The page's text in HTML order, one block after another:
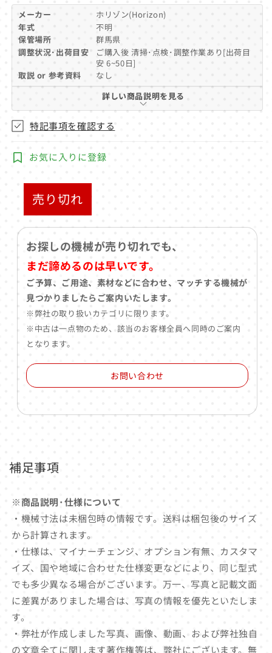
メーカー
ホリゾン(Horizon)
年式
不明
保管場所
群馬県
調整状況･出荷目安
ご購入後 清掃･点検･調整作業あり[出荷目
安 6~50日]
取説 or 参考資料
なし
詳しい商品説明を見る
特記事項を確認する
お気に入りに登録
売り切れ
お探しの機械が売り切れでも、
まだ諦めるのは早いです。
ご予算、ご用途、素材などに合わせ、マッチする機械が
見つかりましたらご案内いたします。
※弊社の取り扱いカテゴリに限ります。
※中古は一点物のため、該当のお客様全員へ同時のご案内
となります。
お問い合わせ
補足事項
※商品説明･仕様について
・機械寸法は未梱包時の情報です。送料は梱包後のサイズ
から計算されます。
・仕様は、マイナーチェンジ、オプション有無、カスタマ
イズ、国や地域に合わせた仕様変更などにより、同じ型式
でも多少異なる場合がございます。万一、写真と記載文面
に差異がありました場合は、写真の情報を優先といたしま
す。
・弊社が作成しました写真、画像、動画、および弊社独自
の文章全てに関します著作権等は、弊社にございます。無